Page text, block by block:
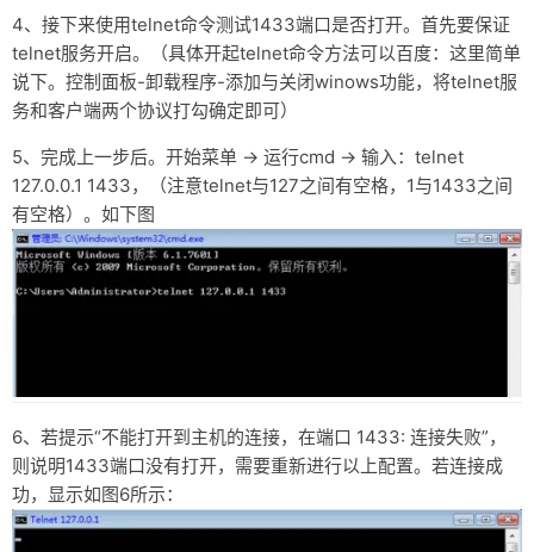
4、接下来使用telnet命令测试1433端口是否打开。首先要保证
telnet服务开启。（具体开起telnet命令方法可以百度：这里简单
说下。控制面板-卸载程序-添加与关闭winows功能，将telnet服
务和客户端两个协议打勾确定即可）
5、完成上一步后。开始菜单 → 运行cmd → 输入：telnet
127.0.0.1 1433，（注意telnet与127之间有空格，1与1433之间
有空格）。如下图
6、若提示“不能打开到主机的连接，在端口 1433: 连接失败”，
则说明1433端口没有打开，需要重新进行以上配置。若连接成
功，显示如图6所示：